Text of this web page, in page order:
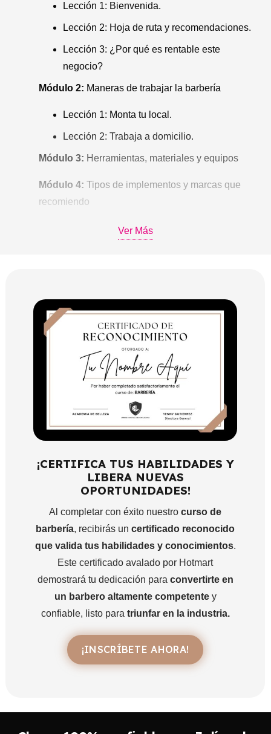
Lección 1: Bienvenida.
Lección 2: Hoja de ruta y recomendaciones.
Lección 3: ¿Por qué es rentable este
negocio?
Módulo 2: Maneras de trabajar la barbería
Lección 1: Monta tu local.
Lección 2: Trabaja a domicilio.
Módulo 3: Herramientas, materiales y equipos
Módulo 4:
Tipos de implementos y marcas que
recomiendo
Cómo brindar buena atención al cliente
difíciles.
Módulo 6:Técnica correcta para usar la
barbera/navaja
Módulo 7:Visagismo
Tipos de cortes
Lección 1: Corte clásico.
Lección 3: Degradado medio.
Lección 4: Degradado alto.
Lección 5: Plancha.
Lección 7: Argentino o cresta.
Lección 8: El siete.
Lección 11: Clásicos con blow out.
Lección 12: Militar.
Ver Más
¡CERTIFICA TUS HABILIDADES Y
LIBERA NUEVAS
OPORTUNIDADES!
Al completar con éxito nuestro curso de
barbería, recibirás un certificado reconocido
que valida tus habilidades y conocimientos.
Este certificado avalado por Hotmart
demostrará tu dedicación para convertirte en
un barbero altamente competentey
confiable, listo para triunfar en la industria.
¡INSCRÍBETE AHORA!